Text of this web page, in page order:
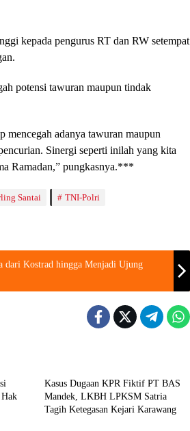
kepada pengurus RT dan RW setempat
potensi tawuran maupun tindak
adanya tawuran maupun
Sinergi seperti inilah yang kita
Ramadan,” pungkasnya.***
Santai TNI-Polri
dari Kostrad hingga Menjadi Ujung
Kasus Dugaan KPR Fiktif PT BAS
Mandek, LKBH LPKSM Satria
Tagih Ketegasan Kejari Karawang
News